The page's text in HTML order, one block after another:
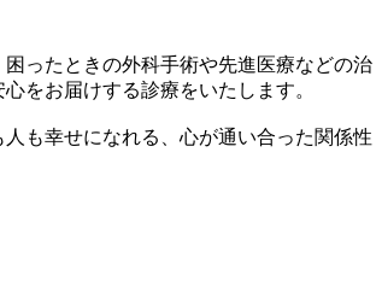
ったときの外科手術や先進医療などの治
をお届けする診療をいたします。
も幸せになれる、心が通い合った関係性